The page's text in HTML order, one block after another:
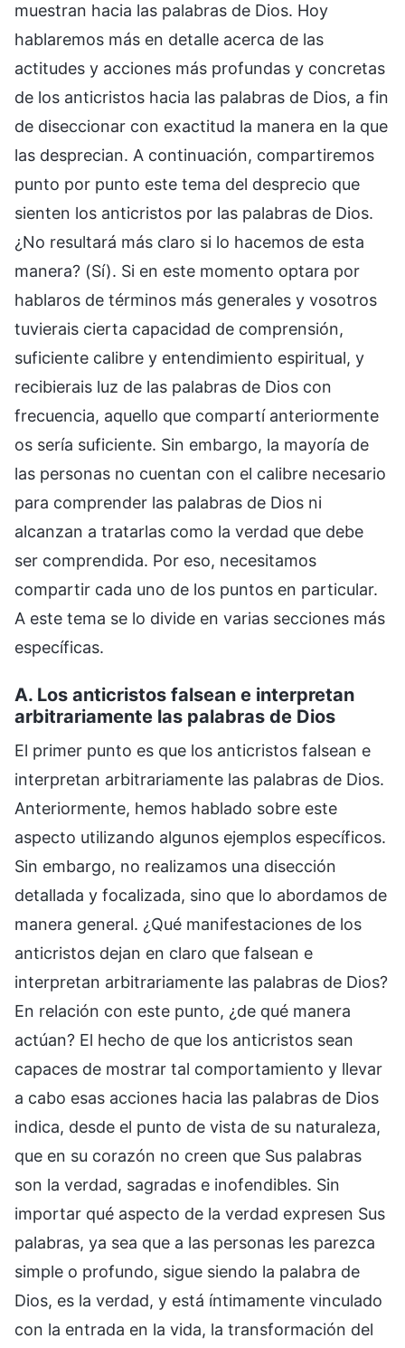
muestran hacia las palabras de Dios. Hoy
hablaremos más en detalle acerca de las
actitudes y acciones más profundas y concretas
de los anticristos hacia las palabras de Dios, a fin
de diseccionar con exactitud la manera en la que
las desprecian. A continuación, compartiremos
punto por punto este tema del desprecio que
sienten los anticristos por las palabras de Dios.
¿No resultará más claro si lo hacemos de esta
manera? (Sí). Si en este momento optara por
hablaros de términos más generales y vosotros
tuvierais cierta capacidad de comprensión,
suficiente calibre y entendimiento espiritual, y
recibierais luz de las palabras de Dios con
frecuencia, aquello que compartí anteriormente
os sería suficiente. Sin embargo, la mayoría de
las personas no cuentan con el calibre necesario
para comprender las palabras de Dios ni
alcanzan a tratarlas como la verdad que debe
ser comprendida. Por eso, necesitamos
compartir cada uno de los puntos en particular.
A este tema se lo divide en varias secciones más
específicas.
A. Los anticristos falsean e interpretan
arbitrariamente las palabras de Dios
El primer punto es que los anticristos falsean e
interpretan arbitrariamente las palabras de Dios.
Anteriormente, hemos hablado sobre este
aspecto utilizando algunos ejemplos específicos.
Sin embargo, no realizamos una disección
detallada y focalizada, sino que lo abordamos de
manera general. ¿Qué manifestaciones de los
anticristos dejan en claro que falsean e
interpretan arbitrariamente las palabras de Dios?
En relación con este punto, ¿de qué manera
actúan? El hecho de que los anticristos sean
capaces de mostrar tal comportamiento y llevar
a cabo esas acciones hacia las palabras de Dios
indica, desde el punto de vista de su naturaleza,
que en su corazón no creen que Sus palabras
son la verdad, sagradas e inofendibles. Sin
importar qué aspecto de la verdad expresen Sus
palabras, ya sea que a las personas les parezca
simple o profundo, sigue siendo la palabra de
Dios, es la verdad, y está íntimamente vinculado
con la entrada en la vida, la transformación del